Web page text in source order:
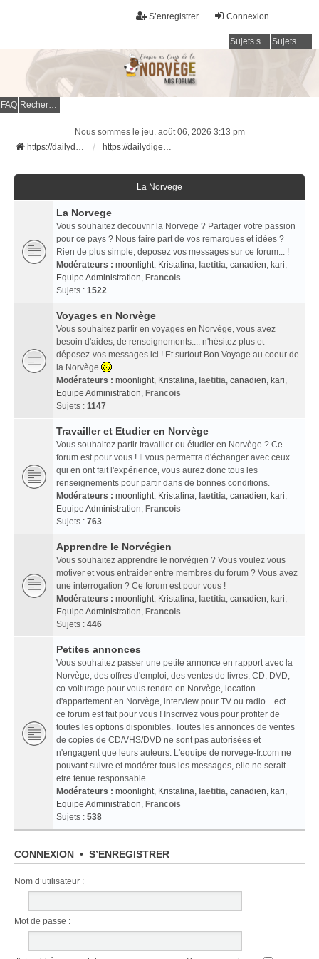
Connexion
S’enregistrer
Sujets sans réponse Sujets actifs
FAQ Rechercher
Nous sommes le jeu. août 06, 2026 3:13 pm
https://dailydigesthub.com
https://dailydigesthub.com
La Norvege
La Norvege
Vous souhaitez decouvrir la Norvege ? Partager votre passion
pour ce pays ? Nous faire part de vos remarques et idées ?
Rien de plus simple, deposez vos messages sur ce forum... !
Modérateurs : moonlight, Kristalina, laetitia, canadien, kari,
Equipe Administration, Francois
Sujets : 1522
Voyages en Norvège
Vous souhaitez partir en voyages en Norvège, vous avez
besoin d'aides, de renseignements.... n'hésitez plus et
déposez-vos messages ici ! Et surtout Bon Voyage au coeur de
la Norvège
Modérateurs : moonlight, Kristalina, laetitia, canadien, kari,
Equipe Administration, Francois
Sujets : 1147
Travailler et Etudier en Norvège
Vous souhaitez partir travailler ou étudier en Norvège ? Ce
forum est pour vous ! Il vous permettra d'échanger avec ceux
qui en ont fait l'expérience, vous aurez donc tous les
renseignements pour partir dans de bonnes conditions.
Modérateurs : moonlight, Kristalina, laetitia, canadien, kari,
Equipe Administration, Francois
Sujets : 763
Apprendre le Norvégien
Vous souhaitez apprendre le norvégien ? Vous voulez vous
motiver et vous entraider entre membres du forum ? Vous avez
une interrogation ? Ce forum est pour vous !
Modérateurs : moonlight, Kristalina, laetitia, canadien, kari,
Equipe Administration, Francois
Sujets : 446
Petites annonces
Vous souhaitez passer une petite annonce en rapport avec la
Norvège, des offres d'emploi, des ventes de livres, CD, DVD,
co-voiturage pour vous rendre en Norvège, location
d'appartement en Norvège, interview pour TV ou radio... ect...
ce forum est fait pour vous ! Inscrivez vous pour profiter de
toutes les options disponibles. Toutes les annonces de ventes
de copies de CD/VHS/DVD ne sont pas autorisées et
n'engagent que leurs auteurs. L'equipe de norvege-fr.com ne
pouvant suivre et modérer tous les messages, elle ne serait
etre tenue responsable.
Modérateurs : moonlight, Kristalina, laetitia, canadien, kari,
Equipe Administration, Francois
Sujets : 538
CONNEXION • S’ENREGISTRER
Nom d’utilisateur :
Mot de passe :